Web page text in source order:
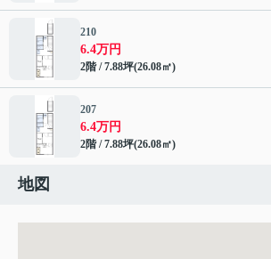
210
6.4万円
2階 / 7.88坪(26.08㎡)
207
6.4万円
2階 / 7.88坪(26.08㎡)
地図